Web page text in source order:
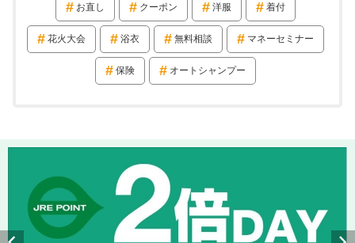
お直し クーポン 洋服 着付
花火大会 浴衣 無料相談 マネーセミナー
保険 オートシャンプー